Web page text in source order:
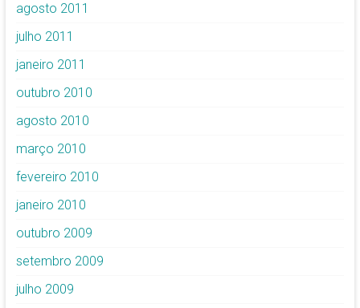
agosto 2011
julho 2011
janeiro 2011
outubro 2010
agosto 2010
março 2010
fevereiro 2010
janeiro 2010
outubro 2009
setembro 2009
julho 2009